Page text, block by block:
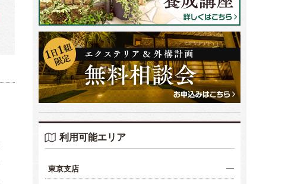
利用可能エリア
東京支店